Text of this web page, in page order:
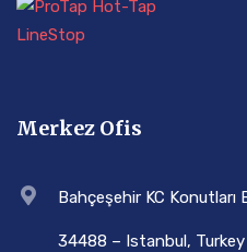
Merkez Ofis
Bahçeşehir KC Konutları
34488 – Istanbul, Turkey